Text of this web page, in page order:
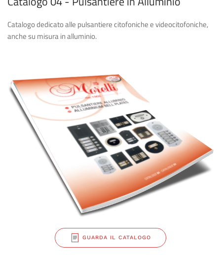
Catalogo dedicato alle pulsantiere citofoniche e videocitofoniche,
anche su misura in alluminio.
GUARDA IL CATALOGO